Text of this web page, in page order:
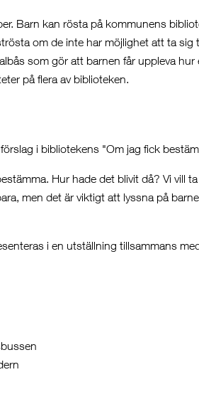
Barn kan rösta på kommunens
om de inte har möjlighet att ta sig
som gör att barnen får uppleva
på flera av biblioteken.
i bibliotekens "Om jag fick
Hur hade det blivit då? Vi vill
men det är viktigt att lyssna på
i en utställning tillsammans